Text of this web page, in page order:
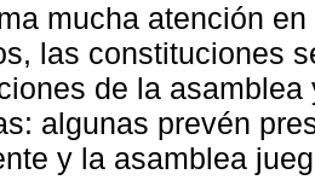
mucha atención
las constituciones
de la
algunas prevén
y la asamblea